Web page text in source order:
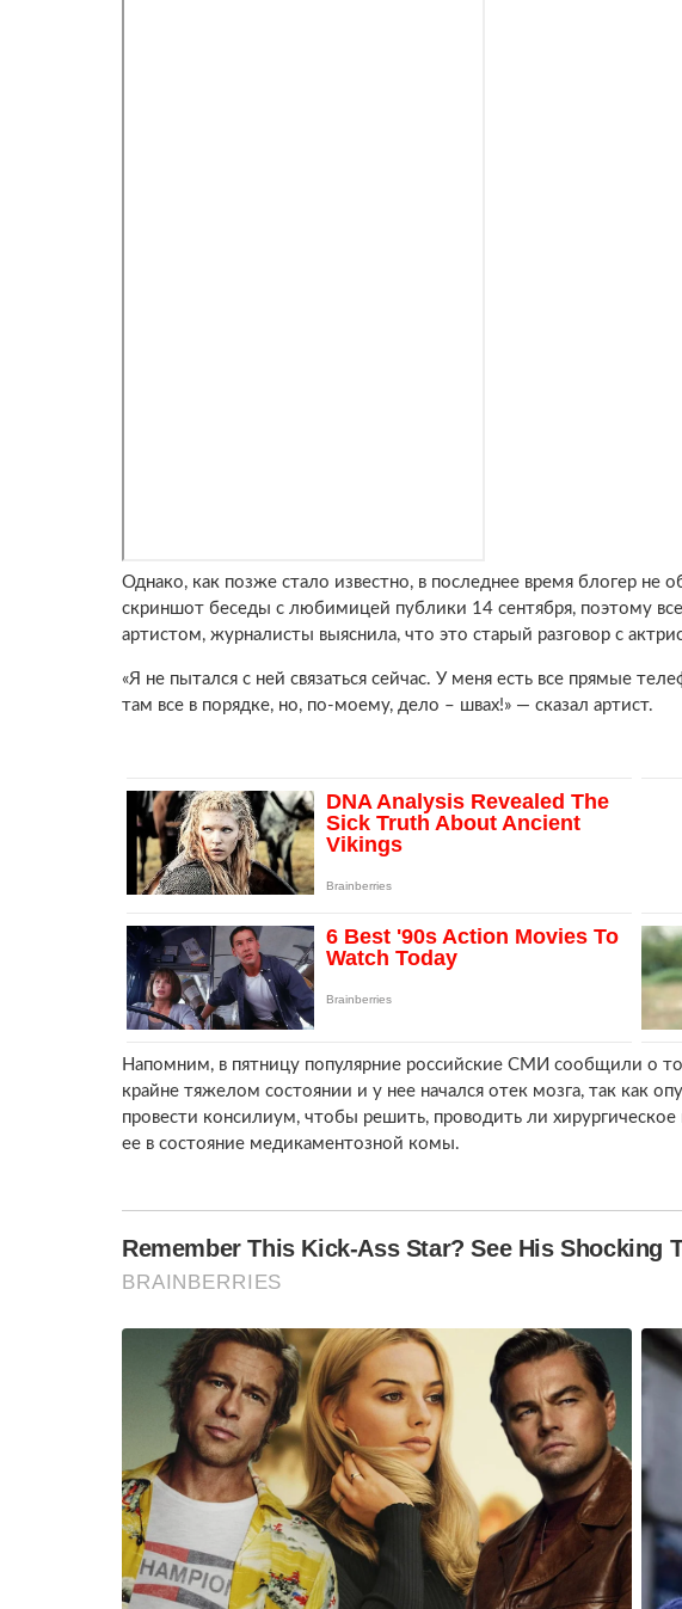
Однако, как позже стало известно, в последнее время блогер
скриншот беседы с любимицей публики 14 сентября, поэтому
артистом, журналисты выяснила, что это старый разговор с
«Я не пытался с ней связаться сейчас. У меня есть все прямые
там все в порядке, но, по-моему, дело – швах!» — сказал артист.
Напомним, в пятницу популярние российские СМИ сообщили о
крайне тяжелом состоянии и у нее начался отек мозга, так как
провести консилиум, чтобы решить, проводить ли
ее в состояние медикаментозной комы.